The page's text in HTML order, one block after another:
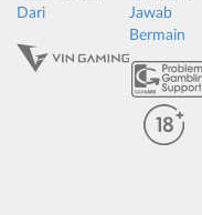
Dari
Jawab
Bermain